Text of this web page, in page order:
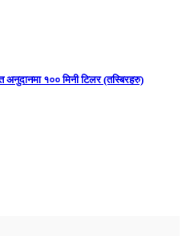
अनुदानमा १०० मिनी टिलर (तस्बिरहरु)